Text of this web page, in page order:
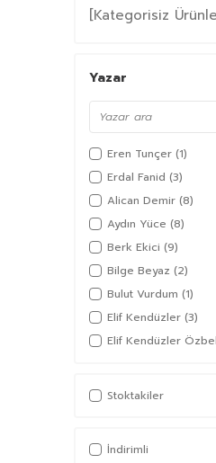
[Kategorisiz
Yazar
Eren Tunçer (1)
Erdal Fanid (3)
Alican Demir (8)
Aydın Yüce (8)
Berk Ekici (9)
Bilge Beyaz (2)
Bulut Vurdum (1)
Elif Kendüzler (3)
Elif Kendüzler
Emrah Vahap
İlker Eroğlu
Stoktakiler
İndirimli